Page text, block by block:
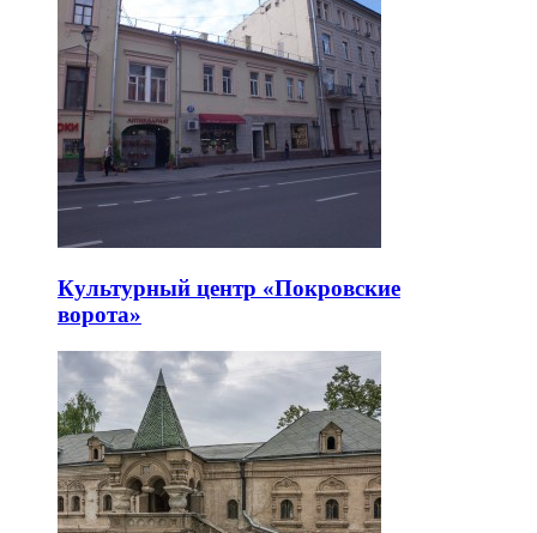
Культурный центр «Покровские
ворота»